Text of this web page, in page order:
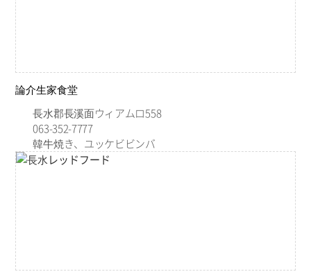
論介生家食堂
長水郡長溪面ウィアムロ558
063-352-7777
韓牛焼き、ユッケビビンバ